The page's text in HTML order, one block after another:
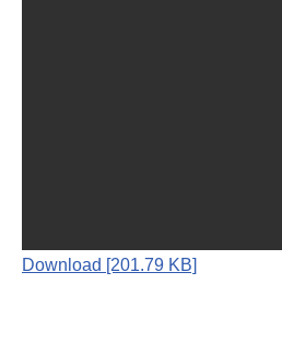
Download [201.79 KB]